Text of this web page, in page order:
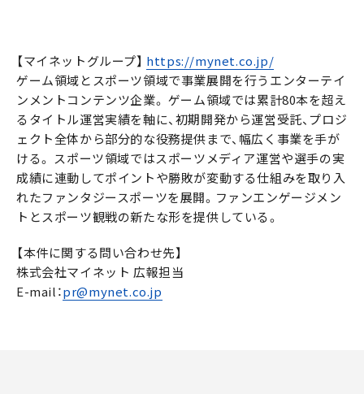
【マイネットグループ】 https://mynet.co.jp/
ゲーム領域とスポーツ領域で事業展開を行うエンターテイ
ンメントコンテンツ企業。 ゲーム領域では累計80本を超え
るタイトル運営実績を軸に、初期開発から運営受託、プロジ
ェクト全体から部分的な役務提供まで、幅広く事業を手が
ける。 スポーツ領域ではスポーツメディア運営や選手の実
成績に連動してポイントや勝敗が変動する仕組みを取り入
れたファンタジースポーツを展開。ファンエンゲージメン
トとスポーツ観戦の新たな形を提供している。
【本件に関する問い合わせ先】
株式会社マイネット 広報担当
E-mail：pr@mynet.co.jp